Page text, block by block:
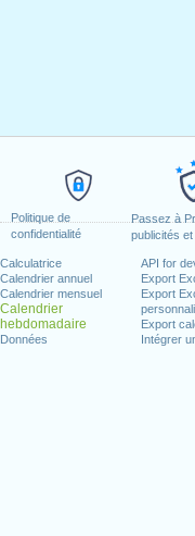
Politique de
confidentialité
Passez à
publicités
Calculatrice
Calendrier annuel
Calendrier mensuel
Calendrier
hebdomadaire
Données
API for
Export
Export
Export
Intégrer